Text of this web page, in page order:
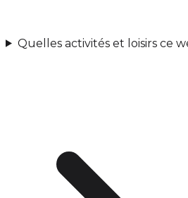
Quelles activités et loisirs ce